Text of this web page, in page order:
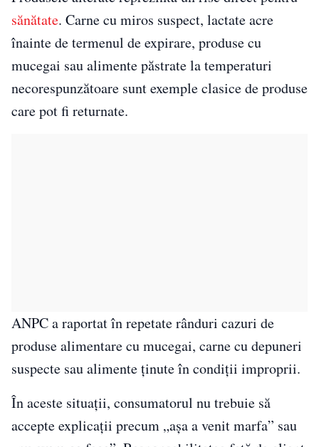
sănătate. Carne cu miros suspect, lactate acre
înainte de termenul de expirare, produse cu
mucegai sau alimente păstrate la temperaturi
necorespunzătoare sunt exemple clasice de produse
care pot fi returnate.
ANPC a raportat în repetate rânduri cazuri de
produse alimentare cu mucegai, carne cu depuneri
suspecte sau alimente ținute în condiții improprii.
În aceste situații, consumatorul nu trebuie să
accepte explicații precum „așa a venit marfa” sau